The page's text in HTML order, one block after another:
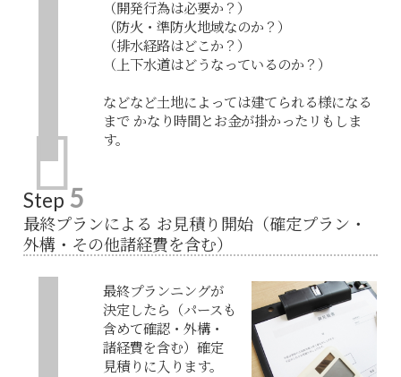
（開発行為は必要か？）
（防火・準防火地域なのか？）
（排水経路はどこか？）
（上下水道はどうなっているのか？）
などなど土地によっては建てられる様になる
まで かなり時間とお金が掛かったリもしま
す。
Step 5
最終プランによる お見積り開始（確定プラン・
外構・その他諸経費を含む）
最終プランニングが
決定したら（パースも
含めて確認・外構・
諸経費を含む）確定
見積りに入ります。